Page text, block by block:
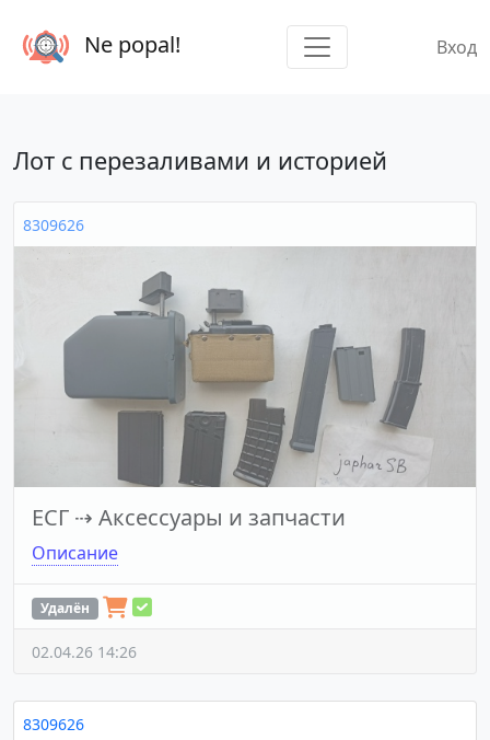
Ne popal! Вход
Лот с перезаливами и историей
8309626
ЕСГ ⇢ Аксессуары и запчасти
Описание
Удалён
02.04.26 14:26
8309626